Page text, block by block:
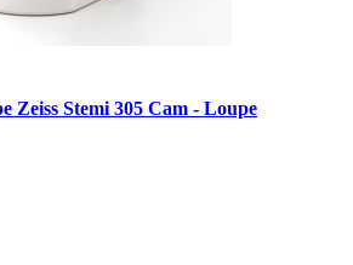
Zeiss Stemi 305 Cam - Loupe